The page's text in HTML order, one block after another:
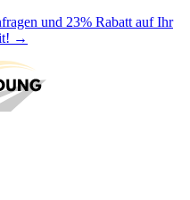
und 23% Rabatt auf Ihr
→